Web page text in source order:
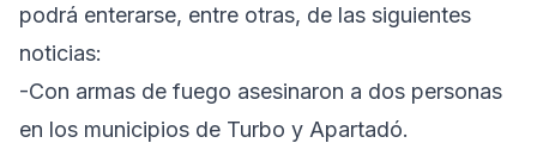
podrá enterarse, entre otras, de las siguientes
noticias:
-Con armas de fuego asesinaron a dos personas
en los municipios de Turbo y Apartadó.